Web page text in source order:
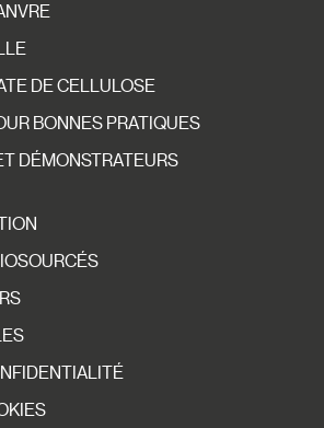
DE CELLULOSE
BONNES PRATIQUES
DÉMONSTRATEURS